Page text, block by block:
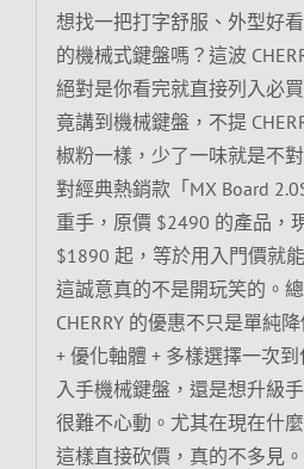
想找一把打字舒服、外型好
的機械式鍵盤嗎？這波
絕對是你看完就直接列入必
竟講到機械鍵盤，不提
椒粉一樣，少了一味就是不
對經典熱銷款「MX Board
重手，原價 $2490 的產品，
$1890 起，等於用入門價就
這誠意真的不是開玩笑的。
CHERRY 的優惠不只是單純
+ 優化軸體 + 多樣選擇一次
入手機械鍵盤，還是想升級
很難不心動。尤其在現在什
這樣直接砍價，真的不多見